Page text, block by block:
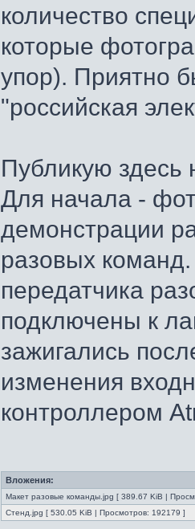
количество
которые
упор). Приятно
"российская
Публикую здесь
Для начала -
демонстрации
разовых
передатчика
подключены к
зажигались
изменения
контроллером
Вложения:
Макет разовые команды.jpg [ 389.67 KiB |
Стенд.jpg [ 530.05 KiB | Просмотров: 192179 ]